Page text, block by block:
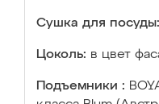
Сушка для посуды:
Цоколь: в цвет
Подъемники :